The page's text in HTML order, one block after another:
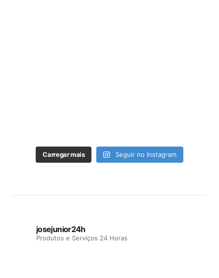
Carregar mais Seguir no Instagram
josejunior24h
Produtos e Serviços 24 Horas